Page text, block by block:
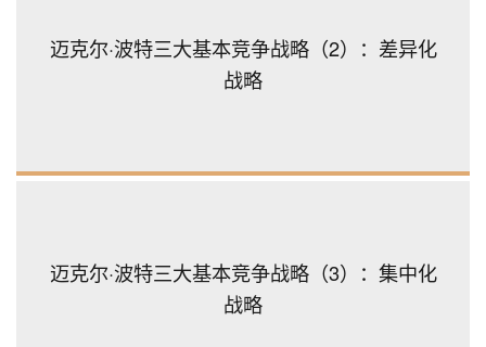
迈克尔·波特三大基本竞争战略（2）：差异化
战略
迈克尔·波特三大基本竞争战略（3）：集中化
战略
中国三大品牌战略全案头部企业之一